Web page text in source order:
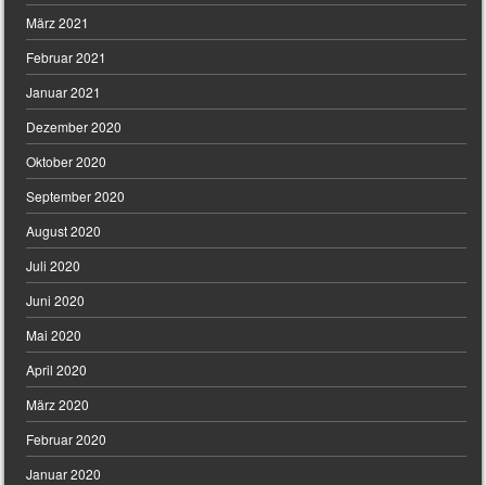
März 2021
Februar 2021
Januar 2021
Dezember 2020
Oktober 2020
September 2020
August 2020
Juli 2020
Juni 2020
Mai 2020
April 2020
März 2020
Februar 2020
Januar 2020